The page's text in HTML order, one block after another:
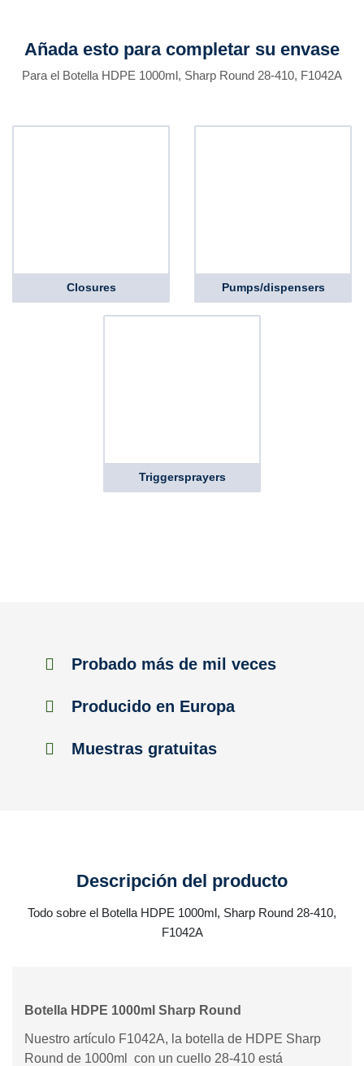
Añada esto para completar su envase
Para el Botella HDPE 1000ml, Sharp Round 28-410, F1042A
Closures Pumps/dispensers
Triggersprayers
Probado más de mil veces
Producido en Europa
Muestras gratuitas
Descripción del producto
Todo sobre el Botella HDPE 1000ml, Sharp Round 28-410,
F1042A
Botella HDPE 1000ml Sharp Round
Nuestro artículo F1042A, la botella de HDPE Sharp
Round de 1000ml con un cuello 28-410 está